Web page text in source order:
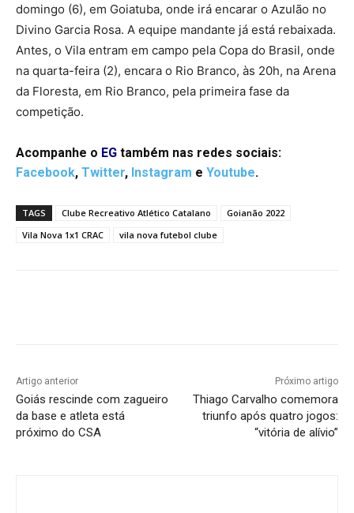
domingo (6), em Goiatuba, onde irá encarar o Azulão no
Divino Garcia Rosa. A equipe mandante já está rebaixada.
Antes, o Vila entram em campo pela Copa do Brasil, onde
na quarta-feira (2), encara o Rio Branco, às 20h, na Arena
da Floresta, em Rio Branco, pela primeira fase da
competição.
Acompanhe o EG também nas redes sociais:
Facebook, Twitter, Instagram e Youtube.
TAGS Clube Recreativo Atlético Catalano
Goianão 2022
Vila Nova 1x1 CRAC
vila nova futebol clube
Artigo anterior
Goiás rescinde com zagueiro
da base e atleta está
próximo do CSA
Próximo artigo
Thiago Carvalho comemora
triunfo após quatro jogos:
“vitória de alívio”